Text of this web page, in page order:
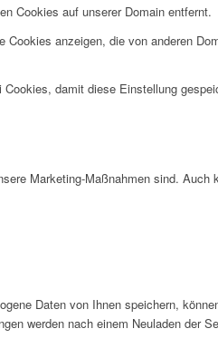
Cookies auf unserer Domain entfernt.
anzeigen, die von anderen
damit diese Einstellung
Marketing-Maßnahmen sind. Auch
Daten von Ihnen speichern,
werden nach einem Neuladen der